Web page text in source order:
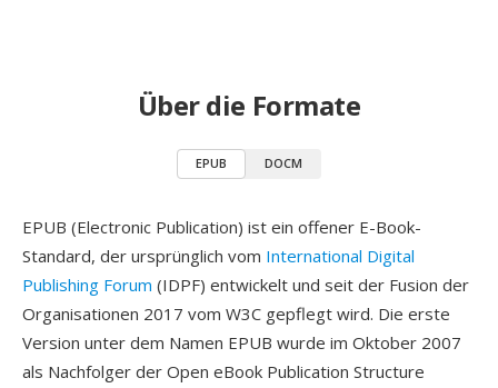
Über die Formate
EPUB DOCM
EPUB (Electronic Publication) ist ein offener E-Book-
Standard, der ursprünglich vom International Digital
Publishing Forum (IDPF) entwickelt und seit der Fusion der
Organisationen 2017 vom W3C gepflegt wird. Die erste
Version unter dem Namen EPUB wurde im Oktober 2007
als Nachfolger der Open eBook Publication Structure